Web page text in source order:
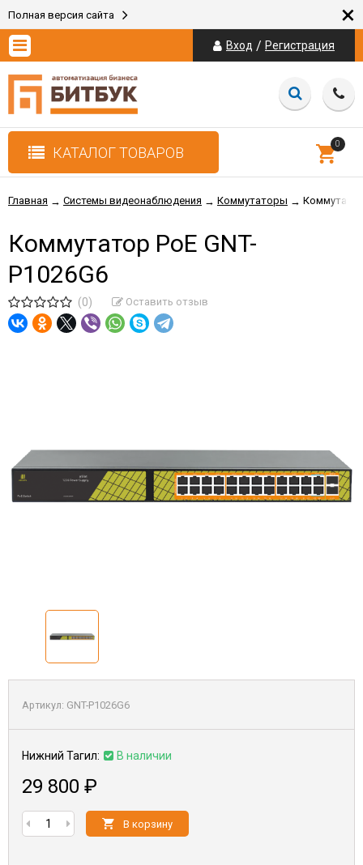
Полная версия сайта ×
Вход / Регистрация
КАТАЛОГ ТОВАРОВ
0
Главная → Системы видеонаблюдения → Коммутаторы → Коммутатор
Коммутатор PoE GNT-
P1026G6
(0) Оставить отзыв
Артикул: GNT-P1026G6
Нижний Тагил: В наличии
29 800 ₽
В корзину